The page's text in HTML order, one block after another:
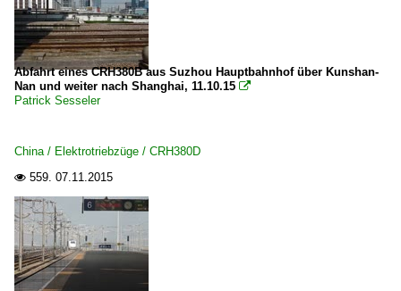
Abfahrt eines CRH380B aus Suzhou Hauptbahnhof über Kunshan-
Nan und weiter nach Shanghai, 11.10.15 
Patrick Sesseler
China / Elektrotriebzüge / CRH380D
 559. 07.11.2015